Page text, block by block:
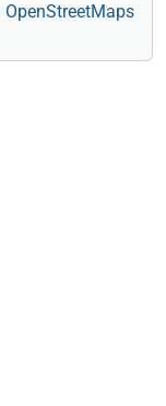
OpenStreetMaps